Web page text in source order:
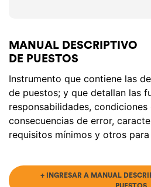
MANUAL DESCRIPTIVO
DE PUESTOS
Instrumento que contiene las
de puestos; y que detallan las
responsabilidades,
consecuencias de error,
requisitos mínimos y otros
+ INGRESAR A MANUAL